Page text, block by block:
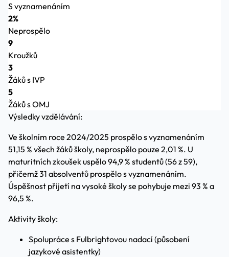
S vyznamenáním
2%
Neprospělo
9
Kroužků
3
Žáků s IVP
5
Žáků s OMJ
Výsledky vzdělávání:
Ve školním roce 2024/2025 prospělo s vyznamenáním
51,15 % všech žáků školy, neprospělo pouze 2,01 %. U
maturitních zkoušek uspělo 94,9 % studentů (56 z 59),
přičemž 31 absolventů prospělo s vyznamenáním.
Úspěšnost přijetí na vysoké školy se pohybuje mezi 93 % a
96,5 %.
Aktivity školy:
Spolupráce s Fulbrightovou nadací (působení
jazykové asistentky)